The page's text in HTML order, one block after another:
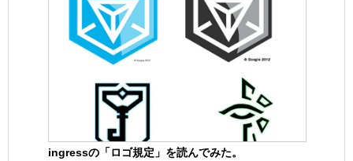
ingressの「ロゴ規定」を読んでみた。